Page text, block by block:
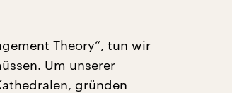
Theory“, tun wir
Um unserer
gründen